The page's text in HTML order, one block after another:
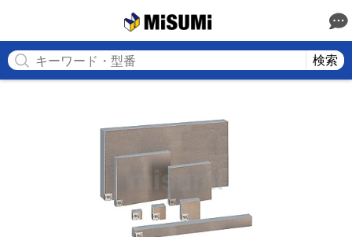
検索